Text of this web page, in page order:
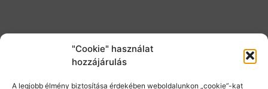
"Cookie" használat
hozzájárulás
A legjobb élmény biztosítása érdekében weboldalunkon „cookie”-kat